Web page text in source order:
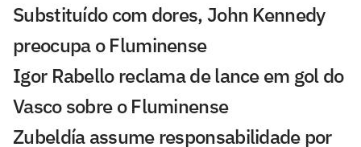
Substituído com dores, John Kennedy
preocupa o Fluminense
Igor Rabello reclama de lance em gol do
Vasco sobre o Fluminense
Zubeldía assume responsabilidade por